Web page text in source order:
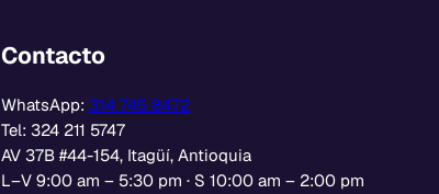
Contacto
WhatsApp: 314 745 8472
Tel: 324 211 5747
AV 37B #44-154, Itagüí, Antioquia
L–V 9:00 am – 5:30 pm · S 10:00 am – 2:00 pm